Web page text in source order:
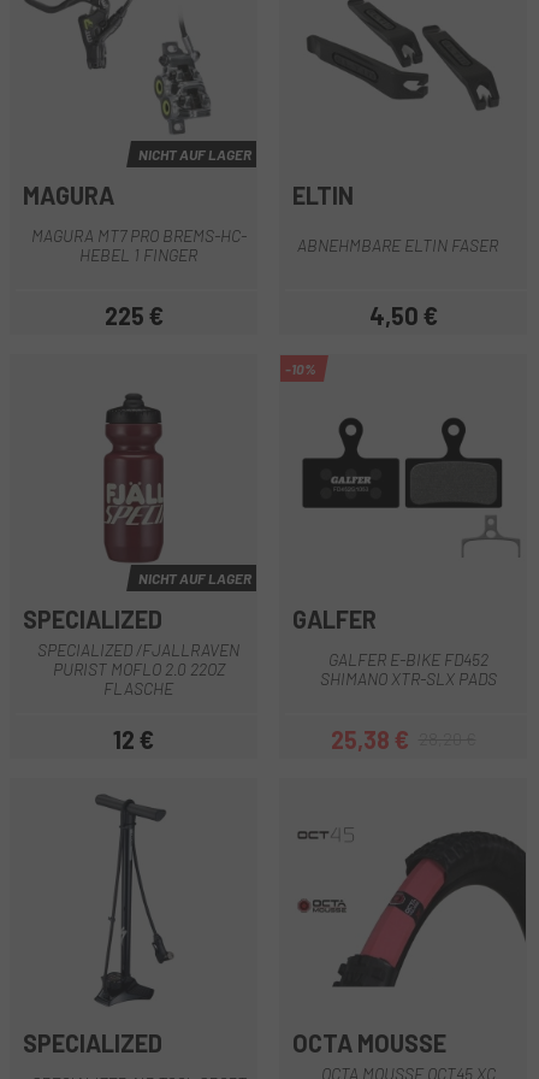
NICHT AUF LAGER
MAGURA
MAGURA MT7 PRO BREMS-HC-
HEBEL 1 FINGER
Preis
225 €
ELTIN
ABNEHMBARE ELTIN FASER
Preis
4,50 €
NICHT AUF LAGER
SPECIALIZED
SPECIALIZED /FJALLRAVEN
PURIST MOFLO 2.0 22OZ
FLASCHE
Preis
12 €
-10%
GALFER
GALFER E-BIKE FD452
SHIMANO XTR-SLX PADS
Preis
25,38 €Regulärer Preis
SPECIALIZED OCTA MOUSSE
OCTA MOUSSE OCT45 XC